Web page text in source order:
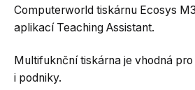
Computerworld tiskárnu Ecosys
aplikací Teaching Assistant.
Multifuknční tiskárna je vhodná
i podniky.